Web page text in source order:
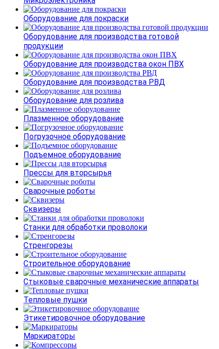
Оборудование для покраски
Оборудование для производства готовой
продукции
Оборудование для производства окон ПВХ
Оборудование для производства РВД
Оборудование для розлива
Плазменное оборудование
Погрузочное оборудование
Подъемное оборудование
Прессы для вторсырья
Сварочные роботы
Сквизеры
Станки для обработки проволоки
Стренгорезы
Строительное оборудование
Стыковые сварочные механические аппараты
Тепловые пушки
Этикетировочное оборудование
Маркираторы